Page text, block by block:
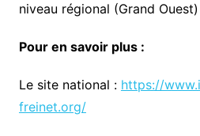
niveau régional (Grand
Pour en savoir plus :
Le site national : https://
freinet.org/